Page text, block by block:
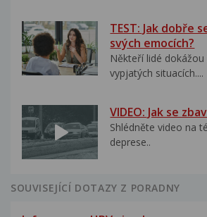
TEST: Jak dobře
svých emocích?
Někteří lidé
vypjatých situacích....
VIDEO: Jak se
Shlédněte video na
deprese..
SOUVISEJÍCÍ DOTAZY Z PORADNY